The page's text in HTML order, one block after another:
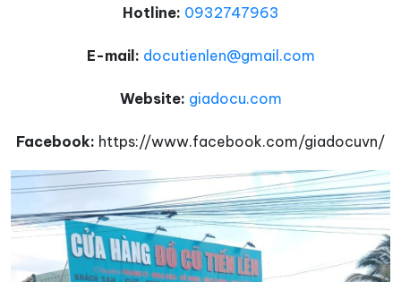
Hotline: 0932747963
E-mail: docutienlen@gmail.com
Website: giadocu.com
Facebook: https://www.facebook.com/giadocuvn/